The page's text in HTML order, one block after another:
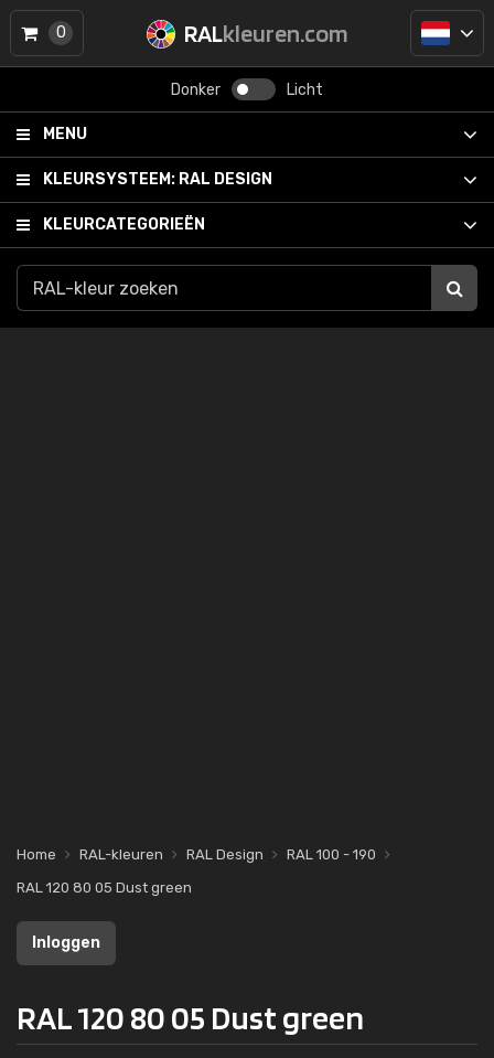
RALkleuren.com
Donker Licht
MENU
KLEURSYSTEEM: RAL DESIGN
KLEURCATEGORIEËN
0
Home RAL-kleuren RAL Design
RAL 100 - 190
RAL 120 80 05 Dust green
Inloggen
RAL 120 80 05 Dust green